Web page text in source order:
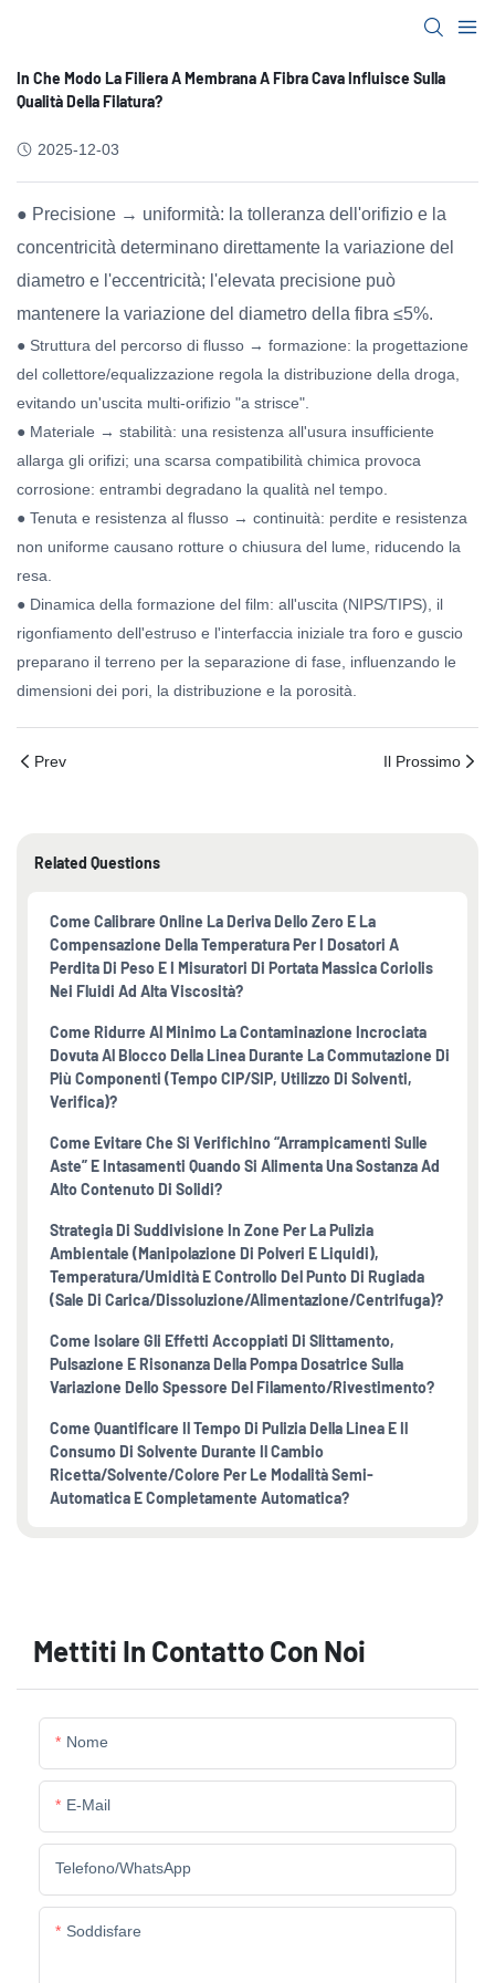
In Che Modo La Filiera A Membrana A Fibra Cava Influisce Sulla
Qualità Della Filatura?
2025-12-03
● Precisione → uniformità: la tolleranza dell'orifizio e la
concentricità determinano direttamente la variazione del
diametro e l'eccentricità; l'elevata precisione può
mantenere la variazione del diametro della fibra ≤5%.
● Struttura del percorso di flusso → formazione: la progettazione
del collettore/equalizzazione regola la distribuzione della droga,
evitando un'uscita multi-orifizio "a strisce".
● Materiale → stabilità: una resistenza all'usura insufficiente
allarga gli orifizi; una scarsa compatibilità chimica provoca
corrosione: entrambi degradano la qualità nel tempo.
● Tenuta e resistenza al flusso → continuità: perdite e resistenza
non uniforme causano rotture o chiusura del lume, riducendo la
resa.
● Dinamica della formazione del film: all'uscita (NIPS/TIPS), il
rigonfiamento dell'estruso e l'interfaccia iniziale tra foro e guscio
preparano il terreno per la separazione di fase, influenzando le
dimensioni dei pori, la distribuzione e la porosità.
Prev Il Prossimo
Related Questions
Come Calibrare Online La Deriva Dello Zero E La
Compensazione Della Temperatura Per I Dosatori A
Perdita Di Peso E I Misuratori Di Portata Massica Coriolis
Nei Fluidi Ad Alta Viscosità?
Come Ridurre Al Minimo La Contaminazione Incrociata
Dovuta Al Blocco Della Linea Durante La Commutazione Di
Più Componenti (tempo CIP/SIP, Utilizzo Di Solventi,
Verifica)?
Come Evitare Che Si Verifichino “arrampicamenti Sulle
Aste” E Intasamenti Quando Si Alimenta Una Sostanza Ad
Alto Contenuto Di Solidi?
Strategia Di Suddivisione In Zone Per La Pulizia
Ambientale (manipolazione Di Polveri E Liquidi),
Temperatura/umidità E Controllo Del Punto Di Rugiada
(sale Di Carica/dissoluzione/alimentazione/centrifuga)?
Come Isolare Gli Effetti Accoppiati Di Slittamento,
Pulsazione E Risonanza Della Pompa Dosatrice Sulla
Variazione Dello Spessore Del Filamento/rivestimento?
Come Quantificare Il Tempo Di Pulizia Della Linea E Il
Consumo Di Solvente Durante Il Cambio
Ricetta/solvente/colore Per Le Modalità Semi-
Automatica E Completamente Automatica?
Mettiti In Contatto Con Noi
Nome
E-Mail
Telefono/WhatsApp
Soddisfare